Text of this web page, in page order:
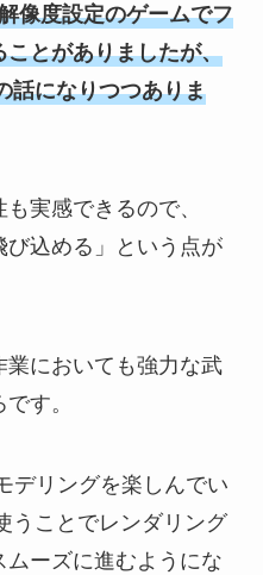
像度設定のゲームでフ
とがありましたが、
話になりつつありま
実感できるので、
び込める」という点が
業においても強力な武
す。
デリングを楽しんでい
うことでレンダリング
ーズに進むようにな